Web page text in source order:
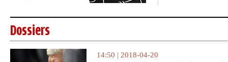
Dossiers
14:50 | 2018-04-20